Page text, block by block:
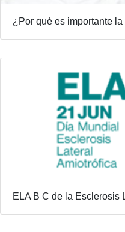
¿Por qué es importante
ELA B C de la